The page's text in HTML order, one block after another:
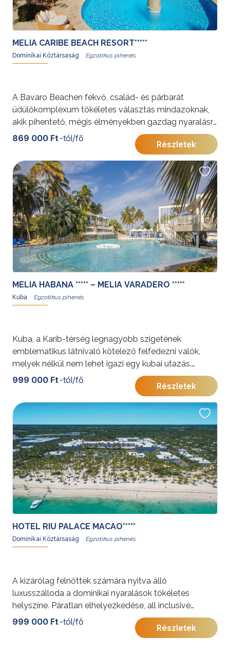
MELIA CARIBE BEACH RESORT*****
Dominikai Köztársaság
A Bavaro Beachen fekvő, család- és párbarát
üdülőkomplexum tökéletes választás mindazoknak,
akik pihentető, mégis élményekben gazdag nyaralásra
vágynak. A vízi parkkal, változatos programokkal és
gasztronómiai kínálattal rendelkező szálloda minden
korosztály számára felejthetetlen kikapcsolódást
kínál.
869 000 Ft -tól/fő
Részletek
MELIA HABANA ***** – MELIA VARADERO *****
Kuba
Kuba, a Karib-térség legnagyobb szigetének
emblematikus látnivaló kötelező felfedezni valók,
melyek nélkül nem lehet igazi egy kubai utazás.
Azonban a pöfögő, amerikai autómatuzsálemek, a
szivar és a rum, a salsára ringó csípők és a
paradicsomi strandok mellett sokkal többet lát az, aki
megkarcolja a felszínt és felfedezi a vidék szépségeit
is.
999 000 Ft -tól/fő
Részletek
HOTEL RIU PALACE MACAO*****
Dominikai Köztársaság
A kizárólag felnőttek számára nyitva álló
luxusszálloda a dominikai nyaralások tökéletes
helyszíne. Páratlan elhelyezkedése, all inclusive
szolgáltatásai és prémium kényelme ideális választás
pároknak és baráti társaságoknak egyaránt.
999 000 Ft -tól/fő
Részletek